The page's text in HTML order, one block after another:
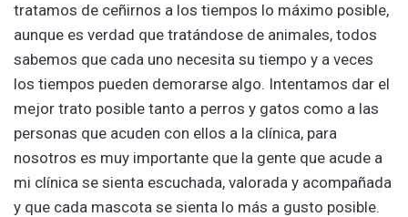
tratamos de ceñirnos a los tiempos lo máximo posible,
aunque es verdad que tratándose de animales, todos
sabemos que cada uno necesita su tiempo y a veces
los tiempos pueden demorarse algo. Intentamos dar el
mejor trato posible tanto a perros y gatos como a las
personas que acuden con ellos a la clínica, para
nosotros es muy importante que la gente que acude a
mi clínica se sienta escuchada, valorada y acompañada
y que cada mascota se sienta lo más a gusto posible.